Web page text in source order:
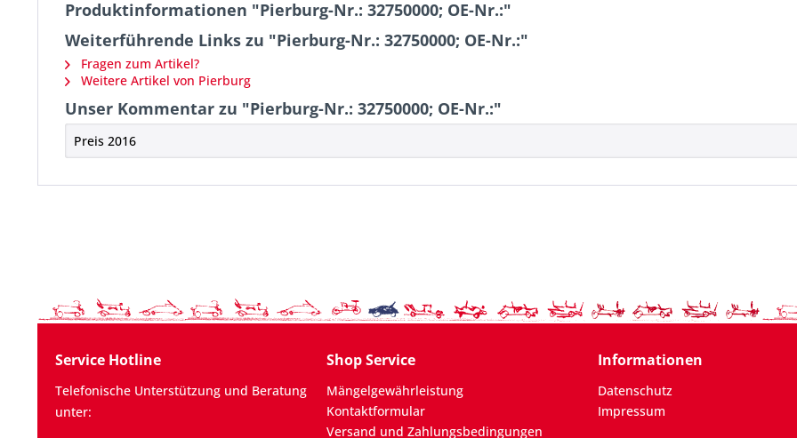
Produktinformationen "Pierburg-Nr.: 32750000; OE-Nr.:"
Weiterführende Links zu "Pierburg-Nr.: 32750000; OE-Nr.:"
Fragen zum Artikel?
Weitere Artikel von Pierburg
Unser Kommentar zu "Pierburg-Nr.: 32750000; OE-Nr.:"
Preis 2016
Service Hotline
Telefonische Unterstützung und Beratung
unter:
Shop Service
Mängelgewährleistung
Kontaktformular
Versand und Zahlungsbedingungen
Informationen
Datenschutz
Impressum